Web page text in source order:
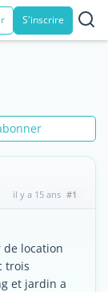
S'inscrire
il y a 15 ans #1
de location
trois
et jardin a